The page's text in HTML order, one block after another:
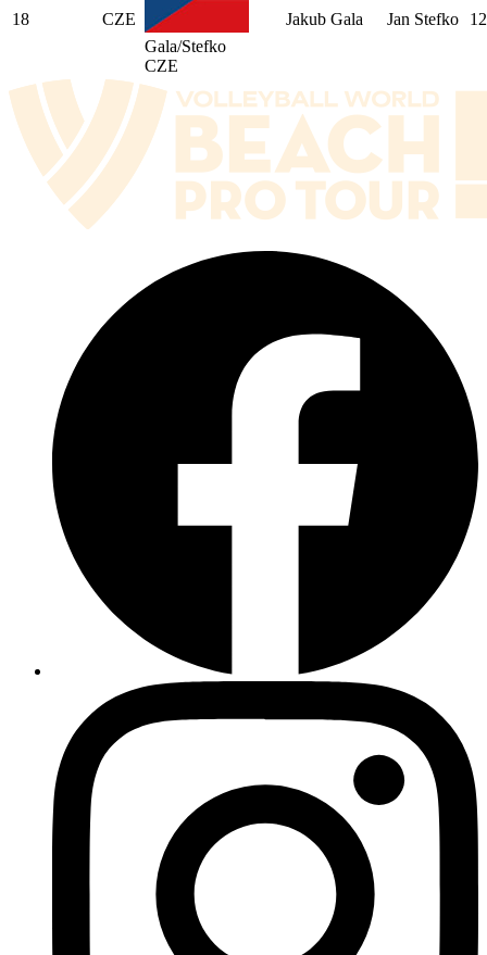
18
CZE
Gala/Stefko
CZE
Jakub Gala Jan Stefko 12